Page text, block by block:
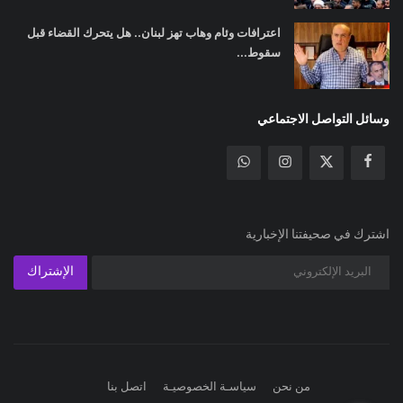
اعترافات وئام وهاب تهز لبنان.. هل يتحرك القضاء قبل
سقوط...
وسائل التواصل الاجتماعي
اشترك في صحيفتنا الإخبارية
الإشتراك
من نحن سياسـة الخصوصيـة اتصل بنا